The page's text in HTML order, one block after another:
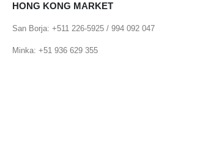
HONG KONG MARKET
San Borja: +511 226-5925 / 994 092 047
Minka: +51 936 629 355